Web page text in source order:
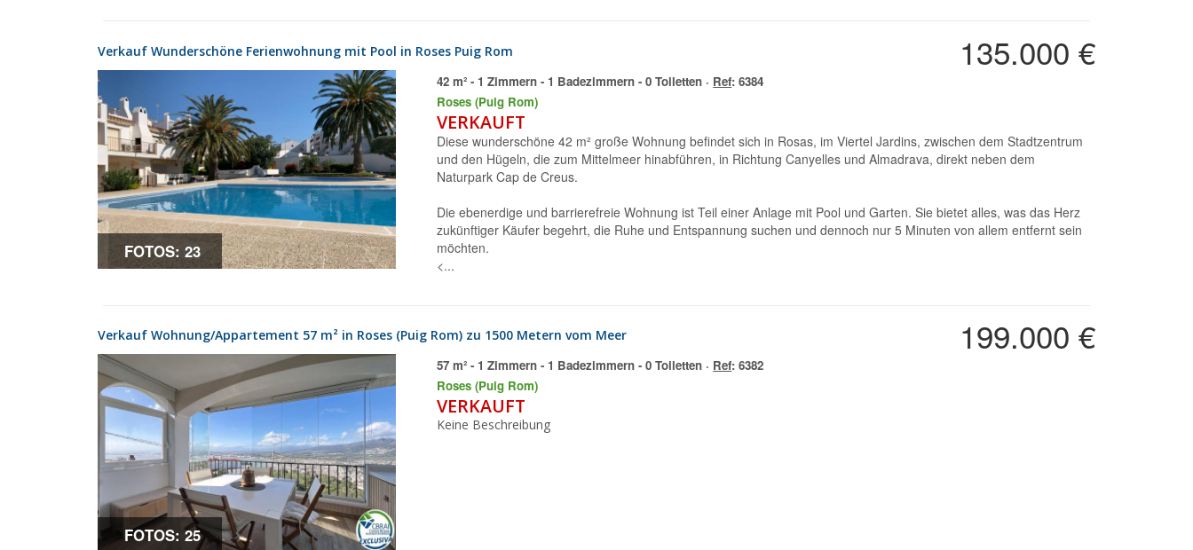
Verkauf Wunderschöne Ferienwohnung mit Pool in Roses Puig Rom 135.000 €
FOTOS: 23
42 m² - 1 Zimmern - 1 Badezimmern - 0 Toiletten · Ref: 6384
Roses (Puig Rom)
VERKAUFT
Diese wunderschöne 42 m² große Wohnung befindet sich in Rosas, im Viertel Jardins, zwischen dem Stadtzentrum
und den Hügeln, die zum Mittelmeer hinabführen, in Richtung Canyelles und Almadrava, direkt neben dem
Naturpark Cap de Creus.
Die ebenerdige und barrierefreie Wohnung ist Teil einer Anlage mit Pool und Garten. Sie bietet alles, was das Herz
zukünftiger Käufer begehrt, die Ruhe und Entspannung suchen und dennoch nur 5 Minuten von allem entfernt sein
möchten.
<...
Verkauf Wohnung/Appartement 57 m² in Roses (Puig Rom) zu 1500 Metern vom Meer 199.000 €
FOTOS: 25
57 m² - 1 Zimmern - 1 Badezimmern - 0 Toiletten · Ref: 6382
Roses (Puig Rom)
VERKAUFT
Keine Beschreibung